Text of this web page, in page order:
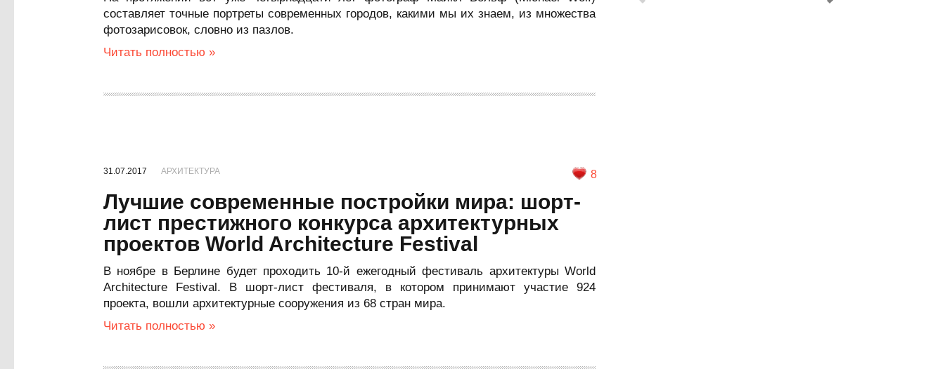
составляет точные портреты современных городов, какими мы их знаем, из множества
фотозарисовок, словно из пазлов.
Читать полностью »
31.07.2017 АРХИТЕКТУРА 8
Лучшие современные постройки мира: шорт-
лист престижного конкурса архитектурных
проектов World Architecture Festival
В ноябре в Берлине будет проходить 10-й ежегодный фестиваль архитектуры World
Architecture Festival. В шорт-лист фестиваля, в котором принимают участие 924
проекта, вошли архитектурные сооружения из 68 стран мира.
Читать полностью »